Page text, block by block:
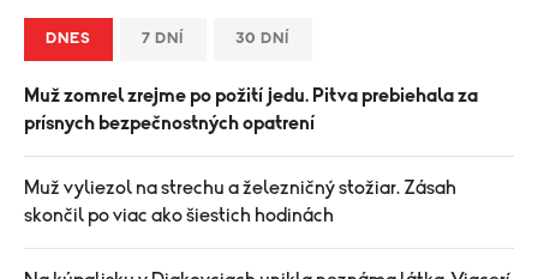
DNES 7 DNÍ 30 DNÍ
Muž zomrel zrejme po požití jedu. Pitva prebiehala za
prísnych bezpečnostných opatrení
Muž vyliezol na strechu a železničný stožiar. Zásah
skončil po viac ako šiestich hodinách